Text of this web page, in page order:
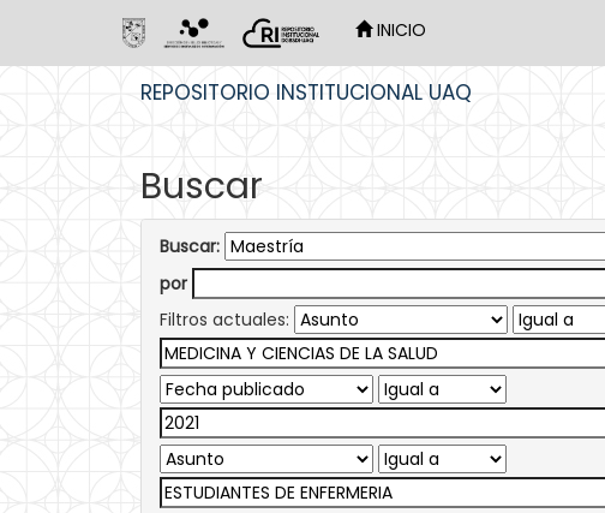
INICIO
REPOSITORIO INSTITUCIONAL UAQ
Buscar
Buscar:
por
Filtros actuales: